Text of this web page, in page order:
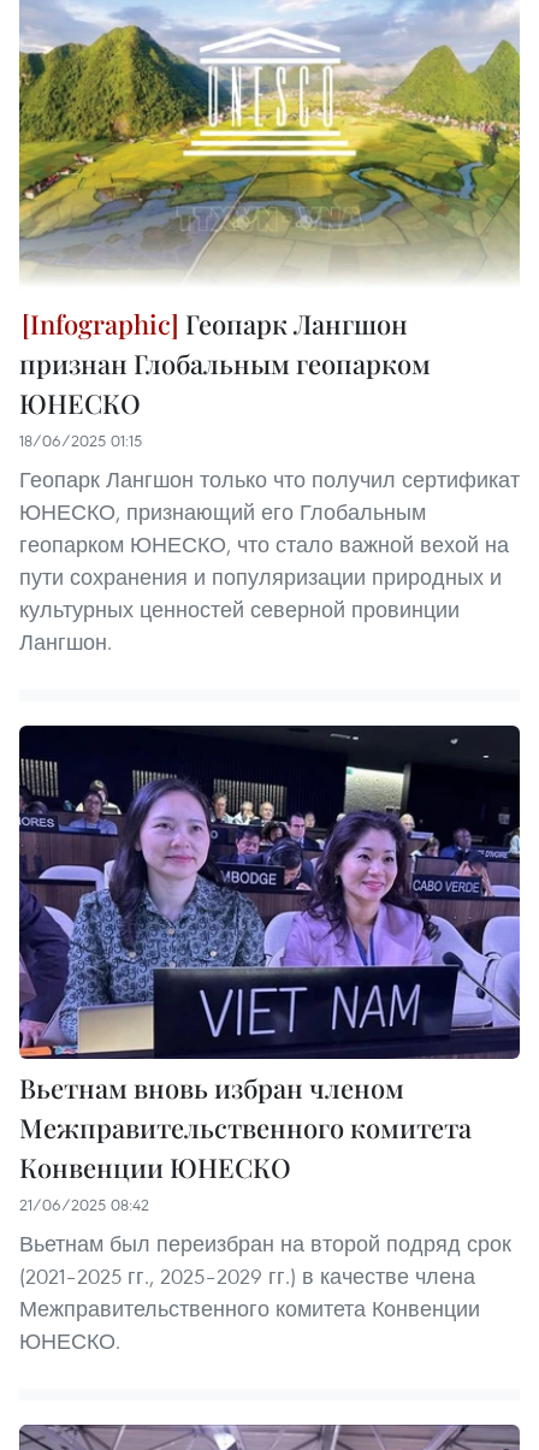
Геопарк Лангшон
признан Глобальным геопарком
ЮНЕСКО
18/06/2025 01:15
Геопарк Лангшон только что получил сертификат
ЮНЕСКО, признающий его Глобальным
геопарком ЮНЕСКО, что стало важной вехой на
пути сохранения и популяризации природных и
культурных ценностей северной провинции
Лангшон.
Вьетнам вновь избран членом
Межправительственного комитета
Конвенции ЮНЕСКО
21/06/2025 08:42
Вьетнам был переизбран на второй подряд срок
(2021–2025 гг., 2025–2029 гг.) в качестве члена
Межправительственного комитета Конвенции
ЮНЕСКО.